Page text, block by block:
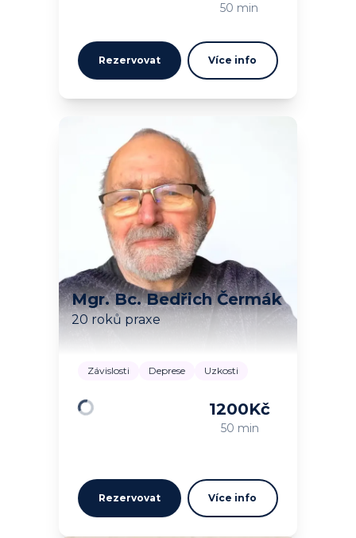
50 min
Rezervovat Více info
Mgr. Bc. Bedřich Čermák
20 roků praxe
Závislosti Deprese Uzkosti
1200Kč
50 min
Rezervovat Více info